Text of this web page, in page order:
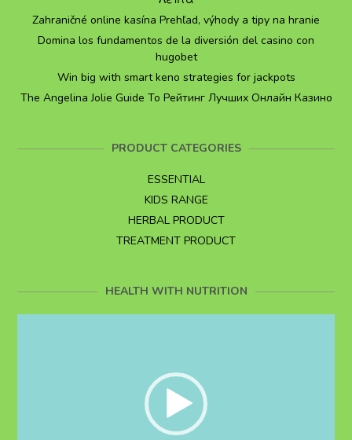
Zahraničné online kasína Prehľad, výhody a tipy na hranie
Domina los fundamentos de la diversión del casino con
hugobet
Win big with smart keno strategies for jackpots
The Angelina Jolie Guide To Рейтинг Лучших Онлайн Казино
PRODUCT CATEGORIES
ESSENTIAL
KIDS RANGE
HERBAL PRODUCT
TREATMENT PRODUCT
HEALTH WITH NUTRITION